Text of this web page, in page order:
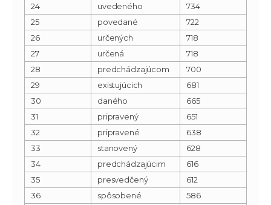
24
uvedeného
734
25
povedané
722
26
určených
718
27
určená
718
28
predchádzajúcom
700
29
existujúcich
681
30
daného
665
31
pripravený
651
32
pripravené
638
33
stanovený
628
34
predchádzajúcim
616
35
presvedčený
612
36
spôsobené
586